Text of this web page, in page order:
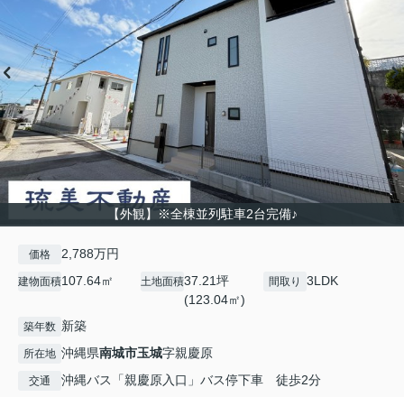
【外観】※全棟並列駐車2台完備♪
価格 2,788万円
建物面積107.64㎡ 土地面積37.21坪
(123.04㎡)
間取り 3LDK
築年数 新築
所在地 沖縄県南城市玉城字親慶原
交通 沖縄バス「親慶原入口」バス停下車 徒歩2分